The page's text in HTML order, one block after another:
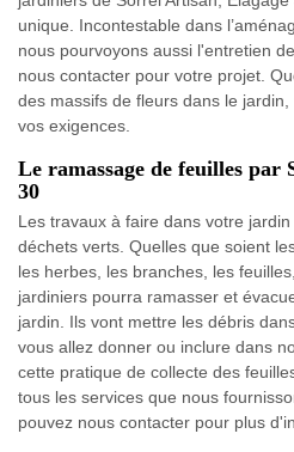
unique. Incontestable dans
nous pourvoyons aussi l'entretien
nous contacter pour votre projet.
des massifs de fleurs dans le
vos exigences.
Le ramassage de feuilles par
30
Les travaux à faire dans votre
déchets verts. Quelles que soient
les herbes, les branches, les
jardiniers pourra ramasser et
jardin. Ils vont mettre les débris
vous allez donner ou inclure dans
cette pratique de collecte des
tous les services que nous
pouvez nous contacter pour plus